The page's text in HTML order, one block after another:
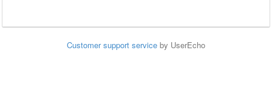
Customer support service by UserEcho